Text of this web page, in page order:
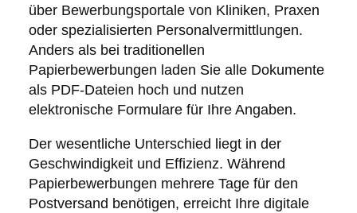
über Bewerbungsportale von Kliniken, Praxen
oder spezialisierten Personalvermittlungen.
Anders als bei traditionellen
Papierbewerbungen laden Sie alle Dokumente
als PDF-Dateien hoch und nutzen
elektronische Formulare für Ihre Angaben.
Der wesentliche Unterschied liegt in der
Geschwindigkeit und Effizienz. Während
Papierbewerbungen mehrere Tage für den
Postversand benötigen, erreicht Ihre digitale